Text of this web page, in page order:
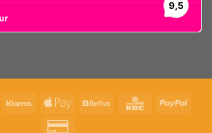
BancontactKlarna Apple
Belfius KBC